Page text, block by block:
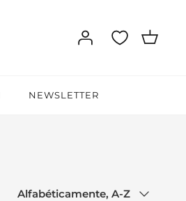
NEWSLETTER
Ordenar
Alfabéticamente, A-Z